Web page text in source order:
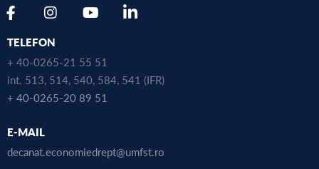
TELEFON
+ 40-0265-21 55 51
int. 513, 514, 540, 584, 541 (IFR)
+ 40-0265-20 89 51
E-MAIL
decanat.economiedrept@umfst.ro